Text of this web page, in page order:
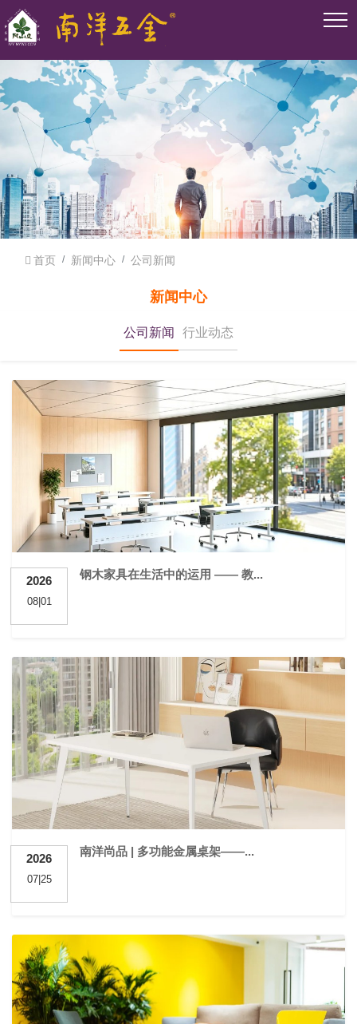
首页 新闻中心 公司新闻
新闻中心
公司新闻 行业动态
2026
08|01
钢木家具在生活中的运用 —— 教...
2026
07|25
南洋尚品 | 多功能金属桌架——...